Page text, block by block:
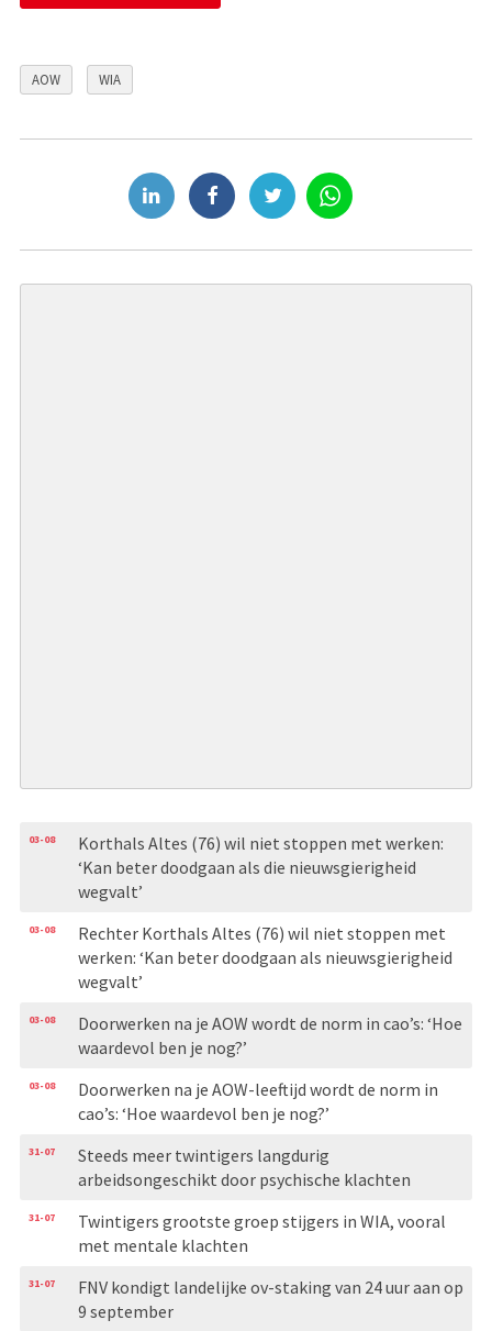
AOW WIA
03-08
Korthals Altes (76) wil niet stoppen met werken:
‘Kan beter doodgaan als die nieuwsgierigheid
wegvalt’
03-08
Rechter Korthals Altes (76) wil niet stoppen met
werken: ‘Kan beter doodgaan als nieuwsgierigheid
wegvalt’
03-08
Doorwerken na je AOW wordt de norm in cao’s: ‘Hoe
waardevol ben je nog?’
03-08
Doorwerken na je AOW-leeftijd wordt de norm in
cao’s: ‘Hoe waardevol ben je nog?’
31-07
Steeds meer twintigers langdurig
arbeidsongeschikt door psychische klachten
31-07
Twintigers grootste groep stijgers in WIA, vooral
met mentale klachten
31-07
FNV kondigt landelijke ov-staking van 24 uur aan op
9 september